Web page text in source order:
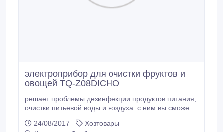
электроприбор для очистки фруктов и
овощей TQ-Z08DICHO
решает проблемы дезинфекции продуктов питания,
очистки питьевой воды и воздуха. с ним вы сможете
доме присутствовал очищенный воздух, а на вашем
24/08/2017
Хозтовары